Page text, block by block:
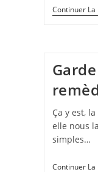
Continuer La
Ça y est,
elle nous
simples…
Continuer La